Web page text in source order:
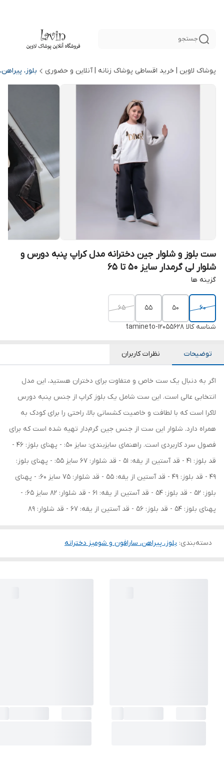
جستجو
پوشاک لاوین | خرید اقساطی پوشاک زنانه | آنلاین و حضوری بلوز،
ست بلوز و شلوار جین دخترانه مدل کراپ پنبه دورس و
شلوار لی گرمدار سایز 50 تا 65
گزینه ها
۶۰ ۵۰ ۵۵
۶۵
شناسه کالا tamineto-12055628
توضیحات نظرات کاربران
اگر به دنبال یک ست خاص و متفاوت برای دختران هستید، این مدل
انتخابی عالی است. این ست شامل یک بلوز کراپ از جنس پنبه دورس
لاکرا است که با لطافت و خاصیت کشسانی بالا، راحتی را برای کودک به
همراه دارد. شلوار این ست از جنس جین گرم‌دار تهیه شده است که برای
فصول سرد کاربردی است. راهنمای سایزبندی: سایز 50: - پهنای بلوز: 46 -
قد بلوز: 41 - قد آستین از یقه: 51 - قد شلوار: 67 سایز 55: - پهنای بلوز:
49 - قد بلوز: 49 - قد آستین از یقه: 55 - قد شلوار: 75 سایز 60: - پهنای
بلوز: 52 - قد بلوز: 54 - قد آستین از یقه: 61 - قد شلوار: 82 سایز 65: -
پهنای بلوز: 54 - قد بلوز: 56 - قد آستین از یقه: 67 - قد شلوار: 89
دسته‌بندی: بلوز، پیراهن، سارافون و شومیز دخترانه